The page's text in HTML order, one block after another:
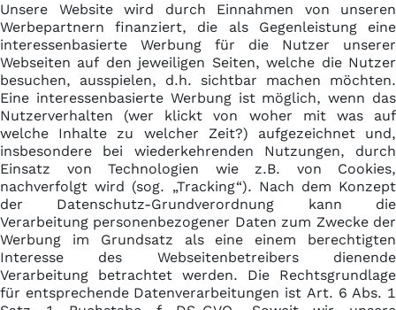
Unsere Website wird durch Einnahmen von unseren
Werbepartnern finanziert, die als Gegenleistung eine
interessenbasierte Werbung für die Nutzer unserer
Webseiten auf den jeweiligen Seiten, welche die Nutzer
besuchen, ausspielen, d.h. sichtbar machen möchten.
Eine interessenbasierte Werbung ist möglich, wenn das
Nutzerverhalten (wer klickt von woher mit was auf
welche Inhalte zu welcher Zeit?) aufgezeichnet und,
insbesondere bei wiederkehrenden Nutzungen, durch
Einsatz von Technologien wie z.B. von Cookies,
nachverfolgt wird (sog. „Tracking“). Nach dem Konzept
der Datenschutz-Grundverordnung kann die
Verarbeitung personenbezogener Daten zum Zwecke der
Werbung im Grundsatz als eine einem berechtigten
Interesse des Webseitenbetreibers dienende
Verarbeitung betrachtet werden. Die Rechtsgrundlage
für entsprechende Datenverarbeitungen ist Art. 6 Abs. 1